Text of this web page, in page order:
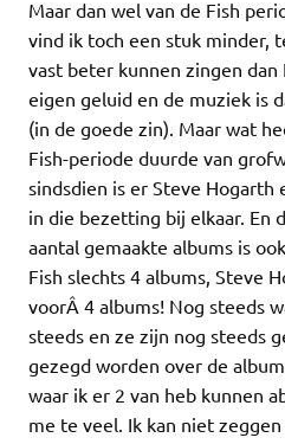
Maar dan wel van de Fish
vind ik toch een stuk minder,
vast beter kunnen zingen dan
eigen geluid en de muziek is
(in de goede zin). Maar wat
Fish-periode duurde van
sindsdien is er Steve Hogarth
in die bezetting bij elkaar. En
aantal gemaakte albums is
Fish slechts 4 albums, Steve
voorÂ 4 albums! Nog steeds
steeds en ze zijn nog steeds
gezegd worden over de
waar ik er 2 van heb kunnen
me te veel. Ik kan niet